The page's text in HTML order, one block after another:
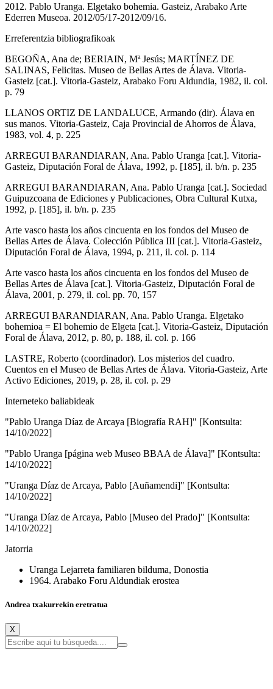
2012. Pablo Uranga. Elgetako bohemia. Gasteiz, Arabako Arte
Ederren Museoa. 2012/05/17-2012/09/16.
Erreferentzia bibliografikoak
BEGOÑA, Ana de; BERIAIN, Mª Jesús; MARTÍNEZ DE
SALINAS, Felicitas. Museo de Bellas Artes de Álava. Vitoria-
Gasteiz [cat.]. Vitoria-Gasteiz, Arabako Foru Aldundia, 1982, il. col.
p. 79
LLANOS ORTIZ DE LANDALUCE, Armando (dir). Álava en
sus manos. Vitoria-Gasteiz, Caja Provincial de Ahorros de Álava,
1983, vol. 4, p. 225
ARREGUI BARANDIARAN, Ana. Pablo Uranga [cat.]. Vitoria-
Gasteiz, Diputación Foral de Álava, 1992, p. [185], il. b/n. p. 235
ARREGUI BARANDIARAN, Ana. Pablo Uranga [cat.]. Sociedad
Guipuzcoana de Ediciones y Publicaciones, Obra Cultural Kutxa,
1992, p. [185], il. b/n. p. 235
Arte vasco hasta los años cincuenta en los fondos del Museo de
Bellas Artes de Álava. Colección Pública III [cat.]. Vitoria-Gasteiz,
Diputación Foral de Álava, 1994, p. 211, il. col. p. 114
Arte vasco hasta los años cincuenta en los fondos del Museo de
Bellas Artes de Álava [cat.]. Vitoria-Gasteiz, Diputación Foral de
Álava, 2001, p. 279, il. col. pp. 70, 157
ARREGUI BARANDIARAN, Ana. Pablo Uranga. Elgetako
bohemioa = El bohemio de Elgeta [cat.]. Vitoria-Gasteiz, Diputación
Foral de Álava, 2012, p. 80, p. 188, il. col. p. 166
LASTRE, Roberto (coordinador). Los misterios del cuadro.
Cuentos en el Museo de Bellas Artes de Álava. Vitoria-Gasteiz, Arte
Activo Ediciones, 2019, p. 28, il. col. p. 29
Interneteko baliabideak
"Pablo Uranga Díaz de Arcaya [Biografía RAH]" [Kontsulta:
14/10/2022]
"Pablo Uranga [página web Museo BBAA de Álava]" [Kontsulta:
14/10/2022]
"Uranga Díaz de Arcaya, Pablo [Auñamendi]" [Kontsulta:
14/10/2022]
"Uranga Díaz de Arcaya, Pablo [Museo del Prado]" [Kontsulta:
14/10/2022]
Jatorria
Uranga Lejarreta familiaren bilduma, Donostia
1964. Arabako Foru Aldundiak erostea
Andrea txakurrekin eretratua
X